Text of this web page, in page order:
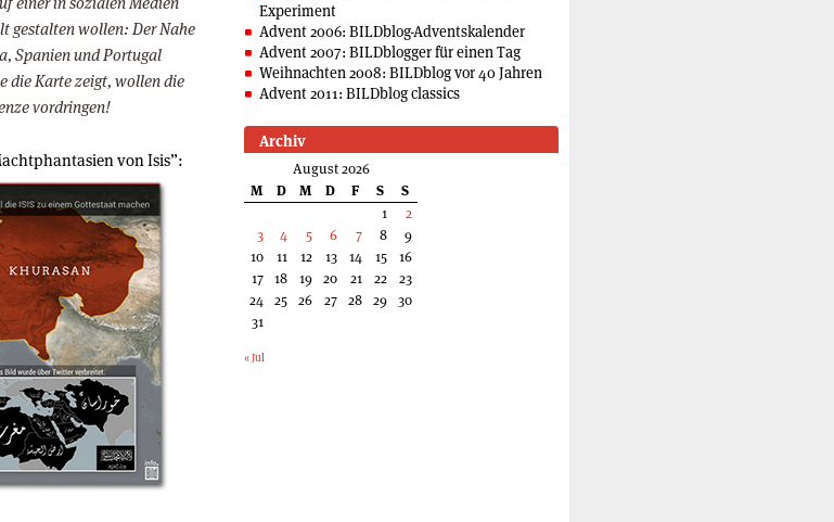
gestalten wollen: Der Nahe
Spanien und Portugal
die Karte zeigt, wollen die
vordringen!
von Isis”:
Experiment
Advent 2006: BILDblog-Adventskalender
Advent 2007: BILDblogger für einen Tag
Weihnachten 2008: BILDblog vor 40 Jahren
Advent 2011: BILDblog classics
Archiv
August 2026
M
D M D F S
S
1
2
3
4 5 6 7 8
9
10
11 12 13 14 15
16
17 18 19 20 21 22
23
24 25 26 27 28 29 30
31
« Jul